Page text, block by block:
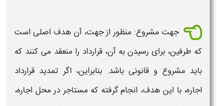
جهت مشروع: منظور از جهت، آن هدف اصلی است
که طرفین، برای رسیدن به آن، قرارداد را منعقد می کنند که
باید مشروع و قانونی باشد. بنابراین، اگر تمدید قرارداد
اجاره، با این هدف، انجام گرفته که مستاجر در محل اجاره،